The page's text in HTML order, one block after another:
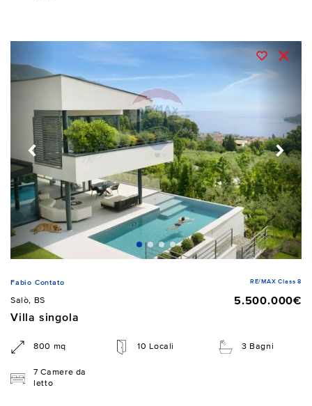
Fabio Contato RE/MAX Class 8
Salò, BS
5.500.000€
Villa singola
800 mq 10 Locali 3 Bagni
7 Camere da
letto